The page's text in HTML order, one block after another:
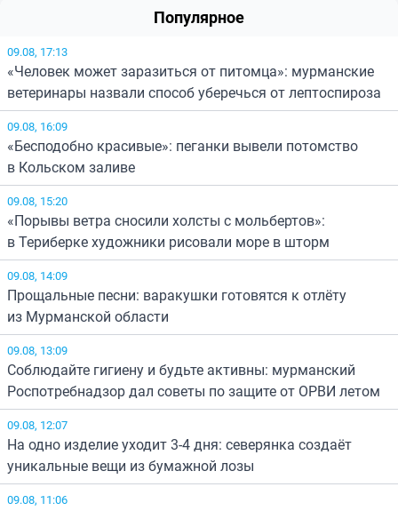
Популярное
09.08, 17:13
«Человек может заразиться от питомца»: мурманские
ветеринары назвали способ уберечься от лептоспироза
09.08, 16:09
«Бесподобно красивые»: пеганки вывели потомство
в Кольском заливе
09.08, 15:20
«Порывы ветра сносили холсты с мольбертов»:
в Териберке художники рисовали море в шторм
09.08, 14:09
Прощальные песни: варакушки готовятся к отлёту
из Мурманской области
09.08, 13:09
Соблюдайте гигиену и будьте активны: мурманский
Роспотребнадзор дал советы по защите от ОРВИ летом
09.08, 12:07
На одно изделие уходит 3-4 дня: северянка создаёт
уникальные вещи из бумажной лозы
09.08, 11:06